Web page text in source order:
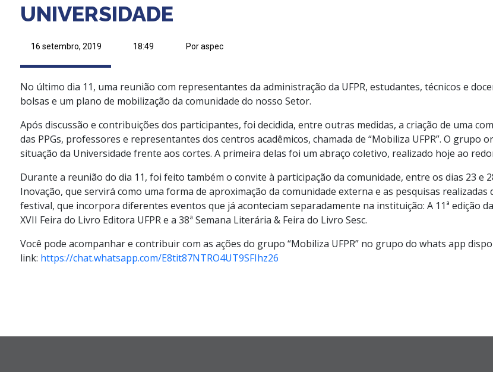
UNIVERSIDADE
16 setembro, 2019 18:49 Por aspec
No último dia 11, uma reunião com representantes da administração da UFPR, estudantes, técnicos e
bolsas e um plano de mobilização da comunidade do nosso Setor.
Após discussão e contribuições dos participantes, foi decidida, entre outras medidas, a criação de uma
das PPGs, professores e representantes dos centros acadêmicos, chamada de “Mobiliza UFPR”. O grupo
situação da Universidade frente aos cortes. A primeira delas foi um abraço coletivo, realizado hoje ao
Durante a reunião do dia 11, foi feito também o convite à participação da comunidade, entre os dias 23 e
Inovação, que servirá como uma forma de aproximação da comunidade externa e as pesquisas realizadas
festival, que incorpora diferentes eventos que já aconteciam separadamente na instituição: A 11ª edição
XVII Feira do Livro Editora UFPR e a 38ª Semana Literária & Feira do Livro Sesc.
Você pode acompanhare contribuir com as ações do grupo “Mobiliza UFPR” no grupo do whats app
link: https://chat.whatsapp.com/E8tit87NTRO4UT9SFIhz26